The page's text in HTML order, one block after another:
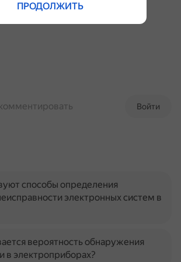
Войти
способы определения
электронных систем в
вероятность обнаружения
в электроприборах?
ПРОДОЛЖИТЬ